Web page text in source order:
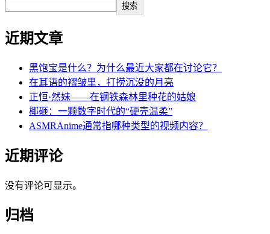
搜索
近期文章
黑饱宝是什么？为什么最近大家都在讨论它？
在耳语的褶皱里，打捞沉没的月亮
正恒·然妹——在钢铁森林里种花的姑娘
椰砸：一颗数字时代的“硬壳温柔”
ASMRAnime通常指哪种类型的视频内容？
近期评论
没有评论可显示。
归档